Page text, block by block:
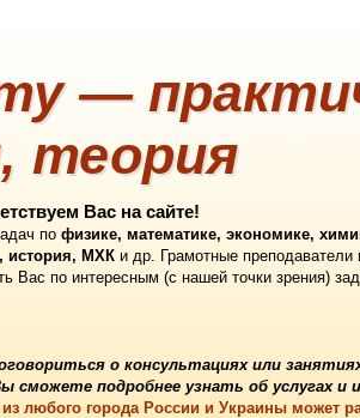
—
теория
Вас на сайте!
по физике, математике, экономике,
история, МХКи др. Грамотные преподаватели
Вас по интересным (с нашей точки зрения)
о консультацияхили
сможете подробнее узнать об услугах и
любого города России и Украины может